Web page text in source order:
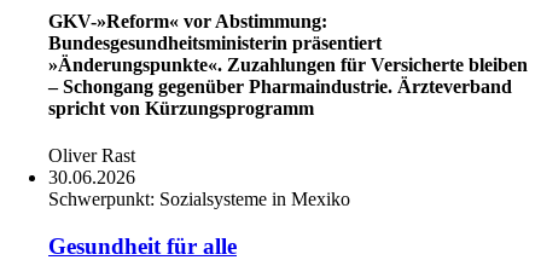
GKV-»Reform« vor Abstimmung:
Bundesgesundheitsministerin präsentiert
»Änderungspunkte«. Zuzahlungen für Versicherte bleiben
– Schongang gegenüber Pharmaindustrie. Ärzteverband
spricht von Kürzungsprogramm
Oliver Rast
30.06.2026
Schwerpunkt: Sozialsysteme in Mexiko
Gesundheit für alle